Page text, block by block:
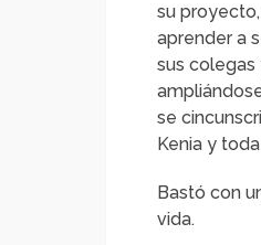
su
aprender a
sus colegas
se
Kenia y
Bastó con
vida.